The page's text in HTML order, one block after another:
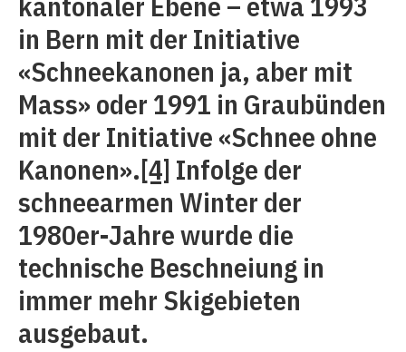
in Bern mit der Initiative
«Schneekanonen ja, aber mit
Mass» oder 1991 in Graubünden
mit der Initiative «Schnee ohne
Kanonen».[4] Infolge der
schneearmen Winter der
1980er-Jahre wurde die
technische Beschneiung in
immer mehr Skigebieten
ausgebaut.